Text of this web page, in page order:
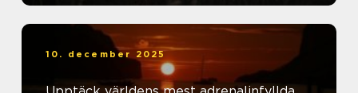
10. december 2025